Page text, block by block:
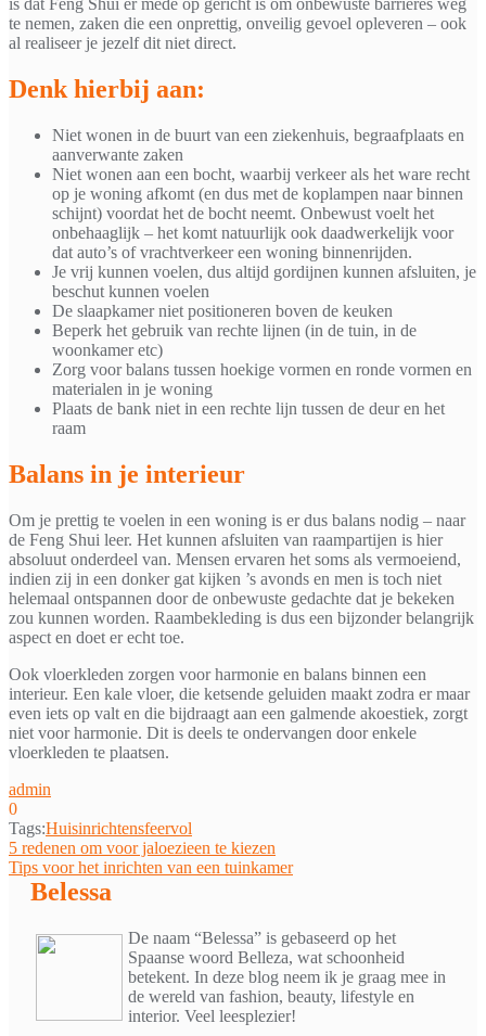
is dat Feng Shui er mede op gericht is om onbewuste barrières weg
te nemen, zaken die een onprettig, onveilig gevoel opleveren – ook
al realiseer je jezelf dit niet direct.
Denk hierbij aan:
Niet wonen in de buurt van een ziekenhuis, begraafplaats en
aanverwante zaken
Niet wonen aan een bocht, waarbij verkeer als het ware recht
op je woning afkomt (en dus met de koplampen naar binnen
schijnt) voordat het de bocht neemt. Onbewust voelt het
onbehaaglijk – het komt natuurlijk ook daadwerkelijk voor
dat auto’s of vrachtverkeer een woning binnenrijden.
Je vrij kunnen voelen, dus altijd gordijnen kunnen afsluiten, je
beschut kunnen voelen
De slaapkamer niet positioneren boven de keuken
Beperk het gebruik van rechte lijnen (in de tuin, in de
woonkamer etc)
Zorg voor balans tussen hoekige vormen en ronde vormen en
materialen in je woning
Plaats de bank niet in een rechte lijn tussen de deur en het
raam
Balans in je interieur
Om je prettig te voelen in een woning is er dus balans nodig – naar
de Feng Shui leer. Het kunnen afsluiten van raampartijen is hier
absoluut onderdeel van. Mensen ervaren het soms als vermoeiend,
indien zij in een donker gat kijken ’s avonds en men is toch niet
helemaal ontspannen door de onbewuste gedachte dat je bekeken
zou kunnen worden. Raambekleding is dus een bijzonder belangrijk
aspect en doet er echt toe.
Ook vloerkleden zorgen voor harmonie en balans binnen een
interieur. Een kale vloer, die ketsende geluiden maakt zodra er maar
even iets op valt en die bijdraagt aan een galmende akoestiek, zorgt
niet voor harmonie. Dit is deels te ondervangen door enkele
vloerkleden te plaatsen.
admin
0
Tags:Huisinrichtensfeervol
Bericht
navigatie
5 redenen om voor jaloezieen te kiezen
Tips voor het inrichten van een tuinkamer
Belessa
De naam “Belessa” is gebaseerd op het
Spaanse woord Belleza, wat schoonheid
betekent. In deze blog neem ik je graag mee in
de wereld van fashion, beauty, lifestyle en
interior. Veel leesplezier!